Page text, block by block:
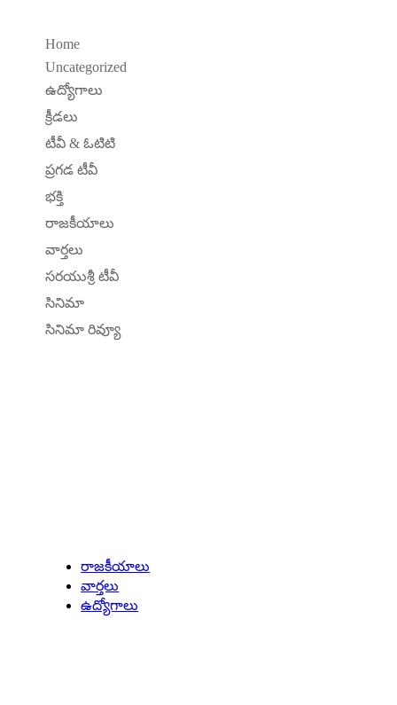
Home
Uncategorized
ఉద్యోగాలు
క్రీడలు
టీవీ & ఓటిటి
ప్రగడ టీవీ
భక్తి
రాజకీయాలు
వార్తలు
సరయుశ్రీ టీవీ
సినిమా
సినిమా రివ్యూ
రాజకీయాలు
వార్తలు
ఉద్యోగాలు